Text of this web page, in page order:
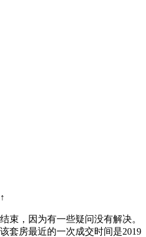
，因为有一些疑问没有解决。
套房最近的一次成交时间是2019